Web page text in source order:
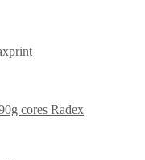
cores Radex